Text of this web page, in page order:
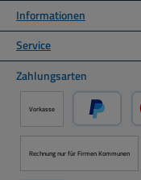
Informationen
Service
Zahlungsarten
Vorkasse
PayPal
Rechnung nur für Firmen Kommunen